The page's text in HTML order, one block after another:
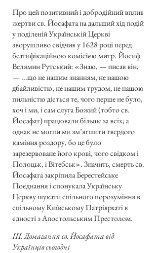
Про цей позитивний і добродійний вплив
жертви св. Йосафата на дальший хід подій
у поділеній Українській Церкві
зворушливо свідчив у 1628 році перед
беатифікаційною комісією митр. Йосиф
Велямин Рутський: «Знаю, — писав він,
— ...що не нашим знанням, не нашою
дбайливістю, не нашим трудом, не нашою
пильністю діється те, чого перше не було,
хоч і ми, і сам слуга Божий (тобто св.
Йосафат) працювали більше за всіх; а
однак не могли ми зм’ягшити твердого
каміння роздору, бо це було
зарезервоване його крові, чого свідком і
Полоцьк, і Вітебськ». Значить, смерть св.
Йосафата закріпила Берестейське
Поєднання і спонукала Українську
Церкву шукати спільного порозуміння в
спільному Київському Патріярхаті в
єдності з Апостольським Престолом.
ІІІ. Домагання св. Йосафата від
Українців сьогодні